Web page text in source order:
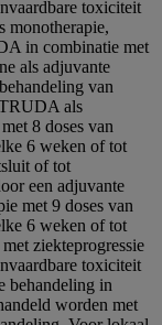
toxiciteit
in combinatie met
als adjuvante
van
als
8 doses van
6 weken of tot
of tot
een adjuvante
met 9 doses van
6 weken of tot
ziekteprogressie
toxiciteit
behandeling in
worden met